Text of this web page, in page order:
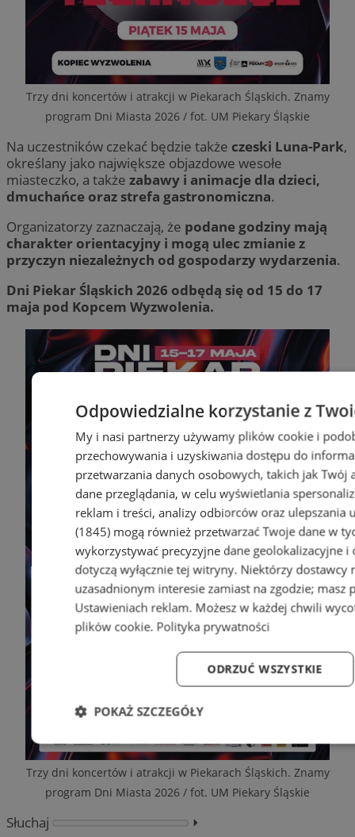
Trzy dni koncertów i atrakcji w Piekarach Śląskich. Znamy
program Dni Miasta 2026 / fot. UM Piekary Śląskie
Na uczestników czekać będzie także czeski Luna-Park,
określany jako największe objazdowe wesołe
miasteczko, a także zabawy i animacje dla dzieci,
dmuchańce oraz strefa gastronomiczna.
Organizatorzy zaznaczają, że podane godziny mają
charakter orientacyjny i mogą ulec zmianie z
przyczyn niezależnych od gospodarzy wydarzenia.
Dni Piekar Śląskich 2026 odbędą się od 15 do 17
maja pod Kopcem Wyzwolenia.
Trzy dni koncertów i atrakcji w Piekarach Śląskich. Znamy
program Dni Miasta 2026 / fot. UM Piekary Śląskie
Słuchaj
⏵︎
Odpowiedzialne korzystanie z
My i nasi partnerzy używamy plików cookie i
przechowywania i uzyskiwania dostępu do
przetwarzania danych osobowych, takich jak
dane przeglądania, w celu wyświetlania
reklam i treści, analizy odbiorców oraz ulepszania
(1845)mogą również przetwarzać Twoje dane w
wykorzystywać precyzyjne dane geolokalizacyjne
dotyczą wyłącznie tej witryny. Niektórzy dostawcy
uzasadnionym interesie zamiast na zgodzie; masz
Ustawieniach reklam. Możesz w każdej chwili
plików cookie. Polityka prywatności
ODRZUĆ WSZYSTKIE
POKAŻ SZCZEGÓŁY
Niezbędne Wydajność Targetowanie